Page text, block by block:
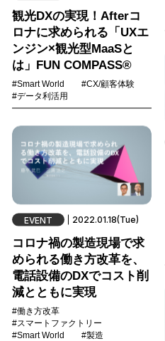
観光DXの実現！Afterコ
ロナに求められる「UXエ
ンジン×観光型MaaSと
は」FUN COMPASS®
#Smart World
#CX/顧客体験
#データ利活用
EVENT 2022.01.18(Tue)
コロナ禍の製造現場で求
められる働き方改革を、
電話設備のDXでコスト削
減とともに実現
#働き方改革
#スマートファクトリー
#Smart World
#製造